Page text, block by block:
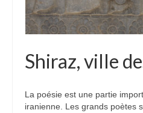
Shiraz, ville
La poésie est une partie
iranienne. Les grands poètes